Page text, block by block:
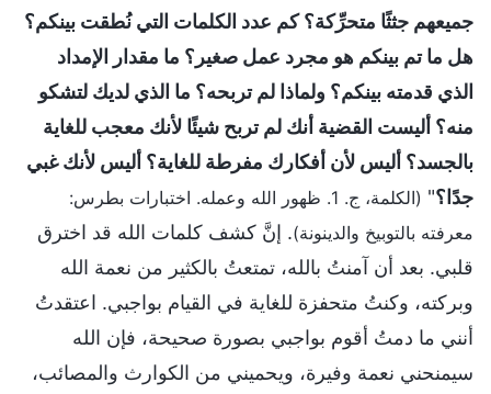
جميعهم جثثًا متحرِّكة؟ كم عدد الكلمات التي نُطقت بينكم؟
هل ما تم بينكم هو مجرد عمل صغير؟ ما مقدار الإمداد
الذي قدمته بينكم؟ ولماذا لم تربحه؟ ما الذي لديك لتشكو
منه؟ أليست القضية أنك لم تربح شيئًا لأنك معجب للغاية
بالجسد؟ أليس لأن أفكارك مفرطة للغاية؟ أليس لأنك غبي
جدًا؟"
(الكلمة، ج. 1. ظهور الله وعمله. اختبارات بطرس:
معرفته بالتوبيخ والدينونة). إنَّ كشف كلمات الله قد اخترق
قلبي. بعد أن آمنتُ بالله، تمتعتُ بالكثير من نعمة الله
وبركته، وكنتُ متحفزة للغاية في القيام بواجبي. اعتقدتُ
أنني ما دمتُ أقوم بواجبي بصورة صحيحة، فإن الله
سيمنحني نعمة وفيرة، ويحميني من الكوارث والمصائب،